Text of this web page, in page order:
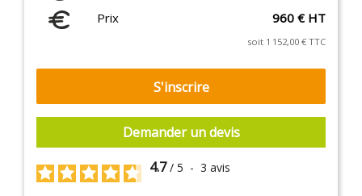
Prix
960 € HT
soit 1 152,00 € TTC
S'inscrire
Demander un devis
4.7 / 5 - 3 avis